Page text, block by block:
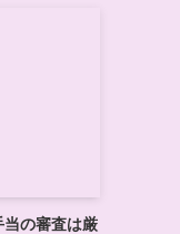
の審査は厳